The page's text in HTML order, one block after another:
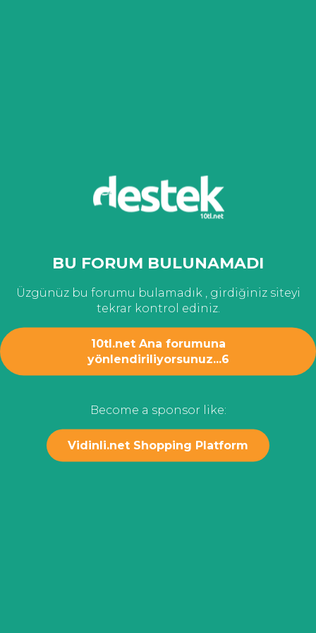
BU FORUM BULUNAMADI
Üzgünüz bu forumu bulamadık , girdiğiniz siteyi
tekrar kontrol ediniz.
10tl.net Ana forumuna
yönlendiriliyorsunuz...6
Become a sponsor like:
Vidinli.net Shopping Platform